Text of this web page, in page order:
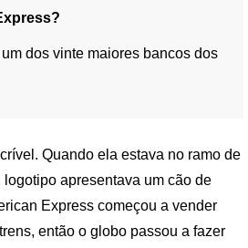
dos vinte maiores bancos dos
Quando ela estava no ramo de
apresentava um cão de
Express começou a vender
então o globo passou a fazer